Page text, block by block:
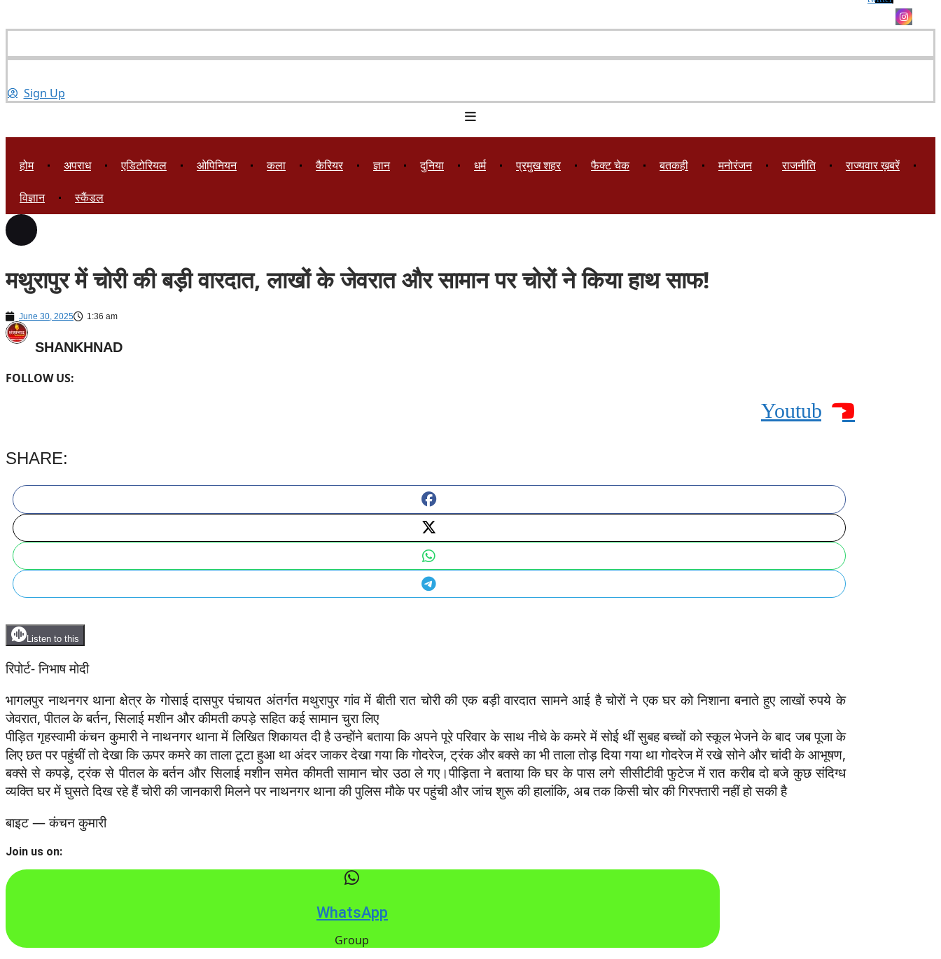
Sign Up
होम अपराध एडिटोरियल ओपिनियन कला कैरियर ज्ञान दुनिया धर्म प्रमुख शहर फैक्ट चेक बतकही मनोरंजन राजनीति राज्यवार ख़बरें
विज्ञान स्कैंडल
मथुरापुर में चोरी की बड़ी वारदात, लाखों के जेवरात और सामान पर चोरों ने किया हाथ साफ!
June 30, 2025 1:36 am
SHANKHNAD
FOLLOW US:
Youtube
SHARE:
Listen to this
रिपोर्ट- निभाष मोदी
भागलपुर नाथनगर थाना क्षेत्र के गोसाई दासपुर पंचायत अंतर्गत मथुरापुर गांव में बीती रात चोरी की एक बड़ी वारदात सामने आई है चोरों ने एक घर को निशाना बनाते हुए लाखों रुपये के
जेवरात, पीतल के बर्तन, सिलाई मशीन और कीमती कपड़े सहित कई सामान चुरा लिए
पीड़ित गृहस्वामी कंचन कुमारी ने नाथनगर थाना में लिखित शिकायत दी है उन्होंने बताया कि अपने पूरे परिवार के साथ नीचे के कमरे में सोई थीं सुबह बच्चों को स्कूल भेजने के बाद जब पूजा के
लिए छत पर पहुंचीं तो देखा कि ऊपर कमरे का ताला टूटा हुआ था अंदर जाकर देखा गया कि गोदरेज, ट्रंक और बक्से का भी ताला तोड़ दिया गया था गोदरेज में रखे सोने और चांदी के आभूषण,
बक्से से कपड़े, ट्रंक से पीतल के बर्तन और सिलाई मशीन समेत कीमती सामान चोर उठा ले गए।पीड़िता ने बताया कि घर के पास लगे सीसीटीवी फुटेज में रात करीब दो बजे कुछ संदिग्ध
व्यक्ति घर में घुसते दिख रहे हैं चोरी की जानकारी मिलने पर नाथनगर थाना की पुलिस मौके पर पहुंची और जांच शुरू की हालांकि, अब तक किसी चोर की गिरफ्तारी नहीं हो सकी है
बाइट — कंचन कुमारी
Join us on:
WhatsApp
Group